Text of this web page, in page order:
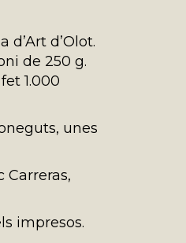
d’Olot.
de 250 g.
1.000
unes
Carreras,
impresos.